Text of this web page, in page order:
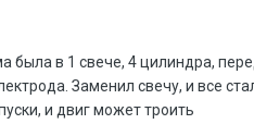
была в 1 свече, 4 цилиндра,
Заменил свечу, и все
и двиг может троить